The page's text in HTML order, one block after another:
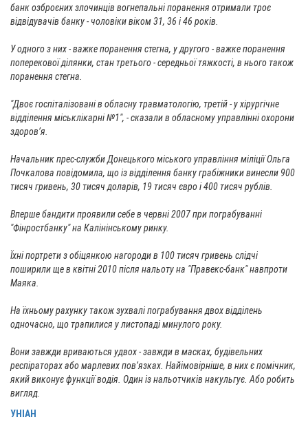
банк озброєних злочинців вогнепальні поранення отримали троє
відвідувачів банку - чоловіки віком 31, 36 і 46 років.
У одного з них - важке поранення стегна, у другого - важке поранення
поперекової ділянки, стан третього - середньої тяжкості, в нього також
поранення стегна.
"Двоє госпіталізовані в обласну травматологію, третій - у хірургічне
відділення міськлікарні №1", - сказали в обласному управлінні охорони
здоров’я.
Начальник прес-служби Донецького міського управління міліції Ольга
Почкалова повідомила, що із відділення банку грабіжники винесли 900
тисяч гривень, 30 тисяч доларів, 19 тисяч євро і 400 тисяч рублів.
Вперше бандити проявили себе в червні 2007 при пограбуванні
"Фінростбанку" на Калінінському ринку.
Їхні портрети з обіцянкою нагороди в 100 тисяч гривень слідчі
поширили ще в квітні 2010 після нальоту на "Правекс-банк" навпроти
Маяка.
На їхньому рахунку також зухвалі пограбування двох відділень
одночасно, що трапилися у листопаді минулого року.
Вони завжди вриваються удвох - завжди в масках, будівельних
респіраторах або марлевих пов’язках. Найімовірніше, в них є помічник,
який виконує функції водія. Один із нальотчиків накульгує. Або робить
вигляд.
УНІАН